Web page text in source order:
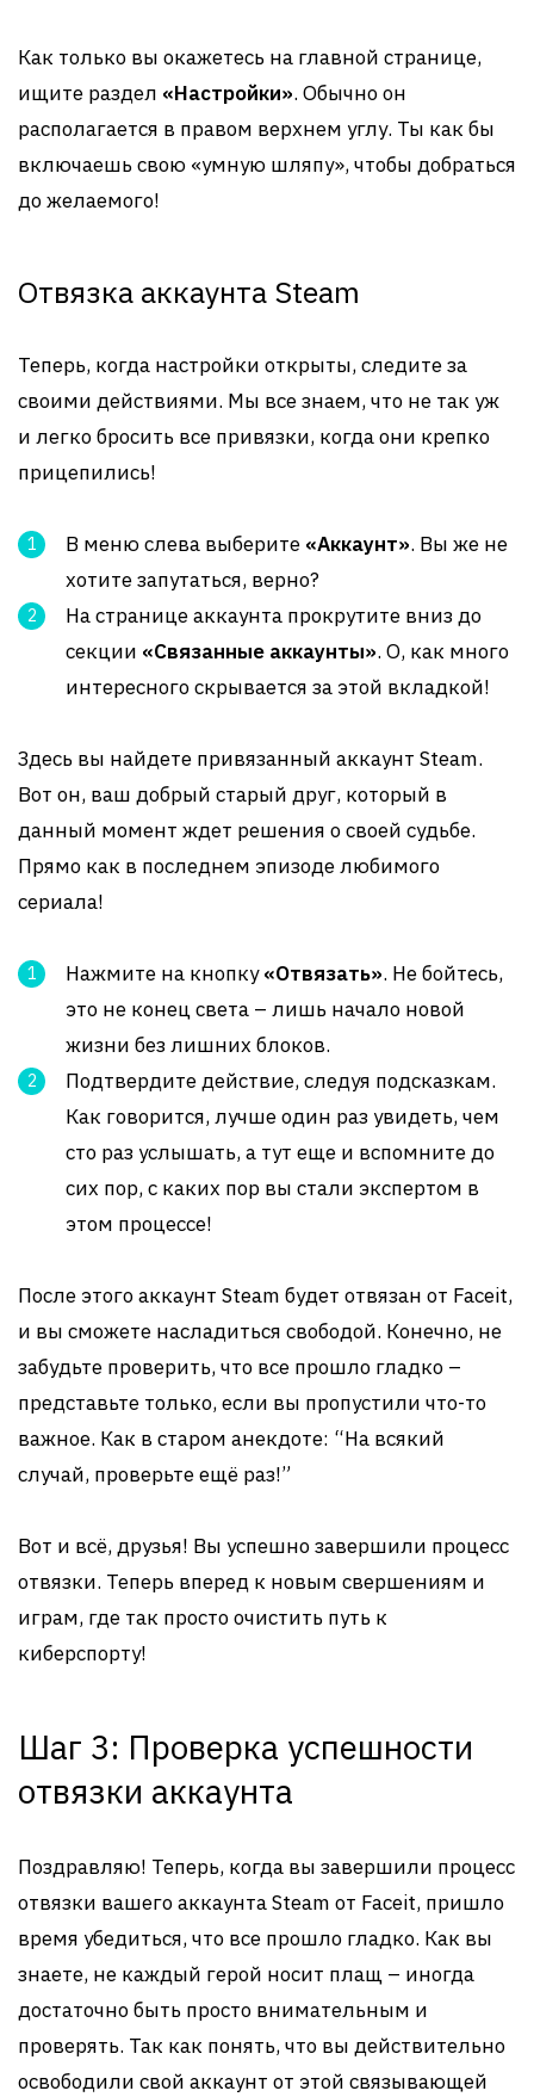
Как только вы окажетесь на главной странице,
ищите раздел «Настройки». Обычно он
располагается в правом верхнем углу. Ты как бы
включаешь свою «умную шляпу», чтобы добраться
до желаемого!
Отвязка аккаунта Steam
Теперь, когда настройки открыты, следите за
своими действиями. Мы все знаем, что не так уж
и легко бросить все привязки, когда они крепко
прицепились!
В меню слева выберите «Аккаунт». Вы же не
хотите запутаться, верно?
На странице аккаунта прокрутите вниз до
секции «Связанные аккаунты». О, как много
интересного скрывается за этой вкладкой!
Здесь вы найдете привязанный аккаунт Steam.
Вот он, ваш добрый старый друг, который в
данный момент ждет решения о своей судьбе.
Прямо как в последнем эпизоде любимого
сериала!
Нажмите на кнопку«Отвязать». Не бойтесь,
это не конец света – лишь начало новой
жизни без лишних блоков.
Подтвердите действие, следуя подсказкам.
Как говорится, лучше один раз увидеть, чем
сто раз услышать, а тут еще и вспомните до
сих пор, с каких пор вы стали экспертом в
этом процессе!
После этого аккаунт Steam будет отвязан от Faceit,
и вы сможете насладиться свободой. Конечно, не
забудьте проверить, что все прошло гладко –
представьте только, если вы пропустили что-то
важное. Как в старом анекдоте: “На всякий
случай, проверьте ещё раз!”
Вот и всё, друзья! Вы успешно завершили процесс
отвязки. Теперь вперед к новым свершениям и
играм, где так просто очистить путь к
киберспорту!
Шаг 3: Проверка успешности
отвязки аккаунта
Поздравляю! Теперь, когда вы завершили процесс
отвязки вашего аккаунта Steam от Faceit, пришло
время убедиться, что все прошло гладко. Как вы
знаете, не каждый герой носит плащ – иногда
достаточно быть просто внимательным и
проверять. Так как понять, что вы действительно
освободили свой аккаунт от этой связывающей